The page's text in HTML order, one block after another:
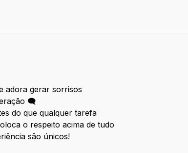
adora gerar sorrisos
🗨
do que qualquer tarefa
o respeito acima de tudo
são únicos!